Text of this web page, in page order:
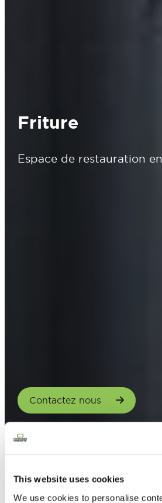
This website uses cookies
We use cookies to personalise
Friture
Espace de restauration
Contactez nous